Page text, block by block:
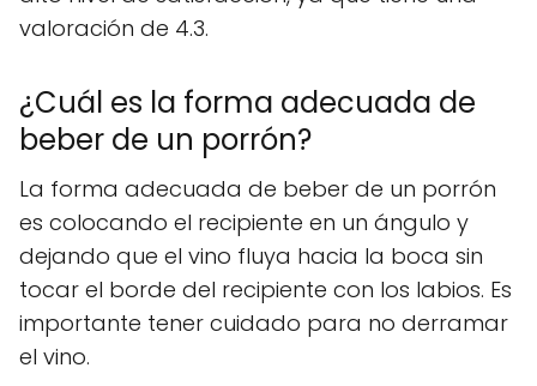
valoración de 4.3.
¿Cuál es la forma adecuada de
beber de un porrón?
La forma adecuada de beber de un porrón
es colocando el recipiente en un ángulo y
dejando que el vino fluya hacia la boca sin
tocar el borde del recipiente con los labios. Es
importante tener cuidado para no derramar
el vino.